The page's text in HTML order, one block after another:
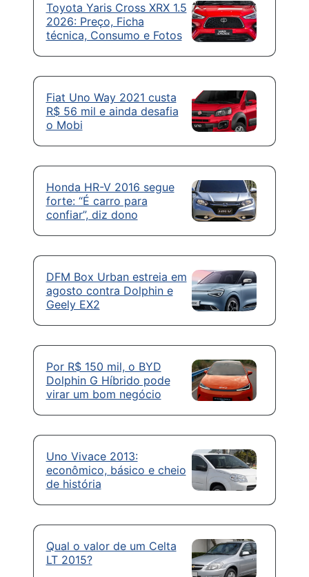
Toyota Yaris Cross XRX 1.5
2026: Preço, Ficha
técnica, Consumo e Fotos
Fiat Uno Way 2021 custa
R$ 56 mil e ainda desafia
o Mobi
Honda HR-V 2016 segue
forte: “É carro para
confiar”, diz dono
DFM Box Urban estreia em
agosto contra Dolphin e
Geely EX2
Por R$ 150 mil, o BYD
Dolphin G Híbrido pode
virar um bom negócio
Uno Vivace 2013:
econômico, básico e cheio
de história
Qual o valor de um Celta
LT 2015?